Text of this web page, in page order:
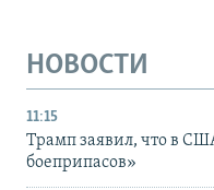
НОВОСТИ
11:15
Трамп заявил, что в
боеприпасов»